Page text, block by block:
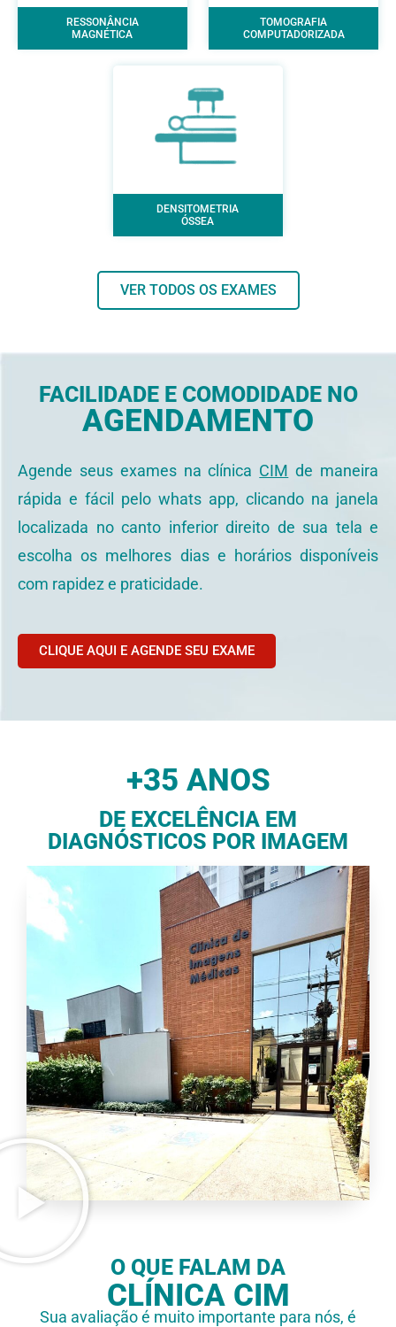
RESSONÂNCIA
MAGNÉTICA
TOMOGRAFIA
COMPUTADORIZADA
DENSITOMETRIA
ÓSSEA
VER TODOS OS EXAMES
FACILIDADE E COMODIDADE NO
AGENDAMENTO
Agende seus exames na clínica CIM de maneira
rápida e fácil pelo whats app, clicando na janela
localizada no canto inferior direito de sua tela e
escolha os melhores dias e horários disponíveis
com rapidez e praticidade.
CLIQUE AQUI E AGENDE SEU EXAME
+35 ANOS
DE EXCELÊNCIA EM
DIAGNÓSTICOS POR IMAGEM
O QUE FALAM DA
CLÍNICA CIM
Sua avaliação é muito importante para nós, é